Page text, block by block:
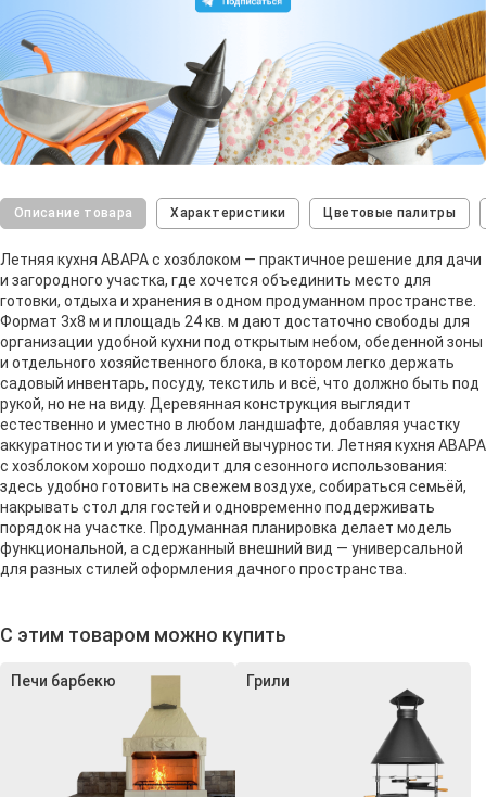
Описание товара Характеристики Цветовые палитры
Летняя кухня АВАРА с хозблоком — практичное решение для дачи
и загородного участка, где хочется объединить место для
готовки, отдыха и хранения в одном продуманном пространстве.
Формат 3х8 м и площадь 24 кв. м дают достаточно свободы для
организации удобной кухни под открытым небом, обеденной зоны
и отдельного хозяйственного блока, в котором легко держать
садовый инвентарь, посуду, текстиль и всё, что должно быть под
рукой, но не на виду. Деревянная конструкция выглядит
естественно и уместно в любом ландшафте, добавляя участку
аккуратности и уюта без лишней вычурности. Летняя кухня АВАРА
с хозблоком хорошо подходит для сезонного использования:
здесь удобно готовить на свежем воздухе, собираться семьёй,
накрывать стол для гостей и одновременно поддерживать
порядок на участке. Продуманная планировка делает модель
функциональной, а сдержанный внешний вид — универсальной
для разных стилей оформления дачного пространства.
С этим товаром можно купить
Печи барбекю Грили